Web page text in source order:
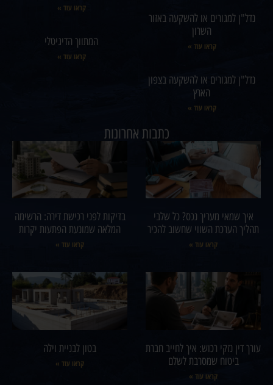
נדל"ן למגורים או להשקעה באזור
השרון
קראו עוד »
נדל"ן למגורים או להשקעה בצפון
הארץ
קראו עוד »
קראו עוד »
המתווך הדיגיטלי
קראו עוד »
כתבות אחרונות
איך שמאי מעריך נכס? כל שלבי
תהליך הערכת השווי שחשוב להכיר
קראו עוד »
בדיקות לפני רכישת דירה: הרשימה
המלאה שמונעת הפתעות יקרות
קראו עוד »
עורך דין נזקי רכוש: איך לחייב חברת
ביטוח שמסרבת לשלם
קראו עוד »
בטון לבניית וילה
קראו עוד »